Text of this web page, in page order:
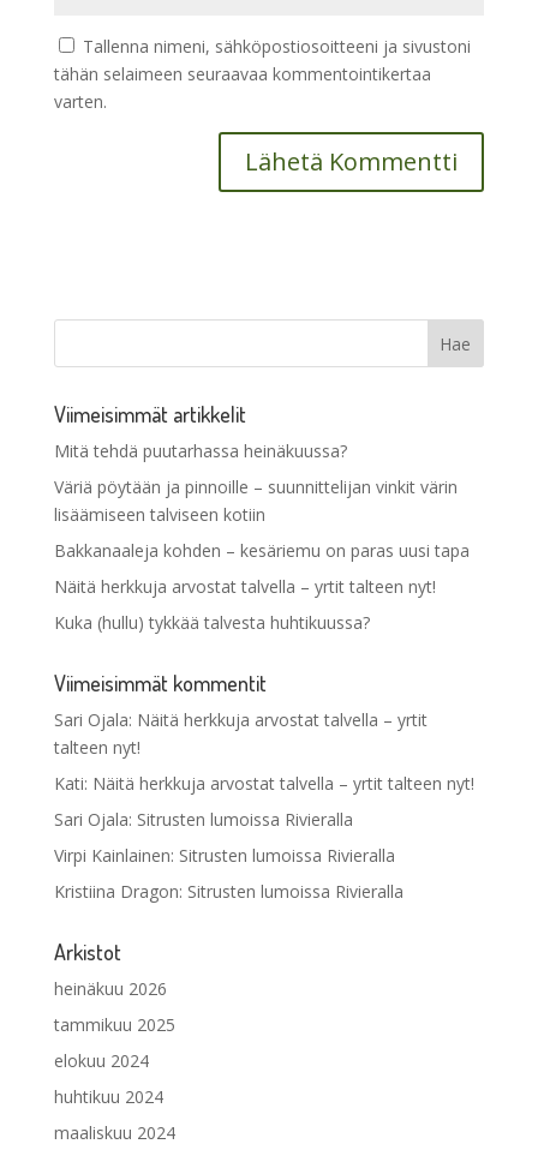
Tallenna nimeni, sähköpostiosoitteeni ja sivustoni
tähän selaimeen seuraavaa kommentointikertaa
varten.
Viimeisimmät artikkelit
Mitä tehdä puutarhassa heinäkuussa?
Väriä pöytään ja pinnoille – suunnittelijan vinkit värin
lisäämiseen talviseen kotiin
Bakkanaaleja kohden – kesäriemu on paras uusi tapa
Näitä herkkuja arvostat talvella – yrtit talteen nyt!
Kuka (hullu) tykkää talvesta huhtikuussa?
Viimeisimmät kommentit
Sari Ojala: Näitä herkkuja arvostat talvella – yrtit
talteen nyt!
Kati: Näitä herkkuja arvostat talvella – yrtit talteen nyt!
Sari Ojala: Sitrusten lumoissa Rivieralla
Virpi Kainlainen: Sitrusten lumoissa Rivieralla
Kristiina Dragon: Sitrusten lumoissa Rivieralla
Arkistot
heinäkuu 2026
tammikuu 2025
elokuu 2024
huhtikuu 2024
maaliskuu 2024